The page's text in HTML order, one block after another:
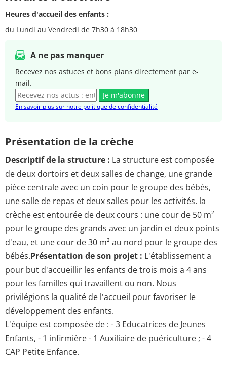
Heures d'accueil des enfants :
du Lundi au Vendredi de 7h30 à 18h30
A ne pas manquer
Recevez nos astuces et bons plans directement par e-
mail.
Je m'abonne
En savoir plus sur notre politique de confidentialité
Présentation de la crèche
Descriptif de la structure : La structure est composée
de deux dortoirs et deux salles de change, une grande
pièce centrale avec un coin pour le groupe des bébés,
une salle de repas et deux salles pour les activités. la
crèche est entourée de deux cours : une cour de 50 m²
pour le groupe des grands avec un jardin et deux points
d'eau, et une cour de 30 m² au nord pour le groupe des
bébés.Présentation de son projet : L'établissement a
pour but d'accueillir les enfants de trois mois a 4 ans
pour les familles qui travaillent ou non. Nous
privilégions la qualité de l'accueil pour favoriser le
développement des enfants.
L'équipe est composée de : - 3 Educatrices de Jeunes
Enfants, - 1 infirmière - 1 Auxiliaire de puériculture ; - 4
CAP Petite Enfance.